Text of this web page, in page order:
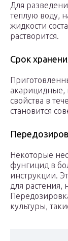
Для
теплую воду,
жидкости
растворится.
Срок
акарицидные,
свойства в
становится
Некоторые
фунгицид в
инструкции.
для растения,
культуры,